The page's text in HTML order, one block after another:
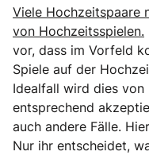
Viele Hochzeitspaare
von Hochzeitsspielen.
vor, dass im Vorfeld
Spiele auf der
Idealfall wird dies von
entsprechend
auch andere Fälle.
Nur ihr entscheidet,